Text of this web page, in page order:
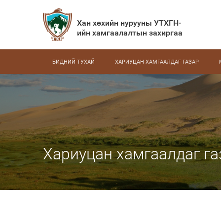
Хан хөхийн нурууны УТХГН-
ийн хамгаалалтын захиргаа
БИДНИЙ ТУХАЙ ХАРИУЦАН ХАМГААЛДАГ ГАЗАР
Хариуцан хамгаалдаг